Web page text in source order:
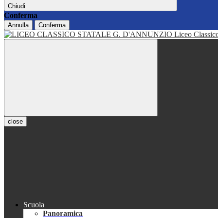
Chiudi
Conferma
Annulla Conferma
Liceo
close
Scuola
Panoramica